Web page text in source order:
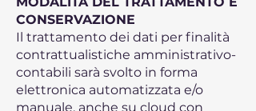
CONSERVAZIONE
Il trattamento dei dati per finalità
contrattualistiche amministrativo-
contabili sarà svolto in forma
elettronica automatizzata e/o
manuale, anche su cloud con